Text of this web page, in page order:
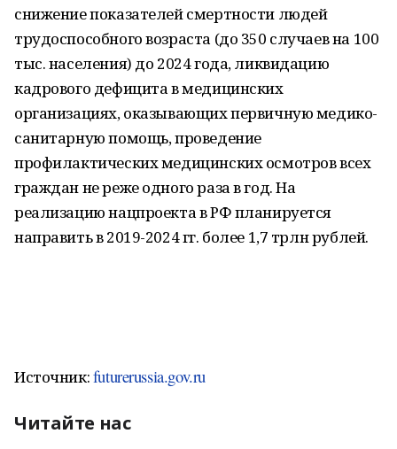
снижение показателей смертности людей
трудоспособного возраста (до 350 случаев на 100
тыс. населения) до 2024 года, ликвидацию
кадрового дефицита в медицинских
организациях, оказывающих первичную медико-
санитарную помощь, проведение
профилактических медицинских осмотров всех
граждан не реже одного раза в год. На
реализацию нацпроекта в РФ планируется
направить в 2019-2024 гг. более 1,7 трлн рублей.
Источник:futurerussia.gov.ru
Читайте нас